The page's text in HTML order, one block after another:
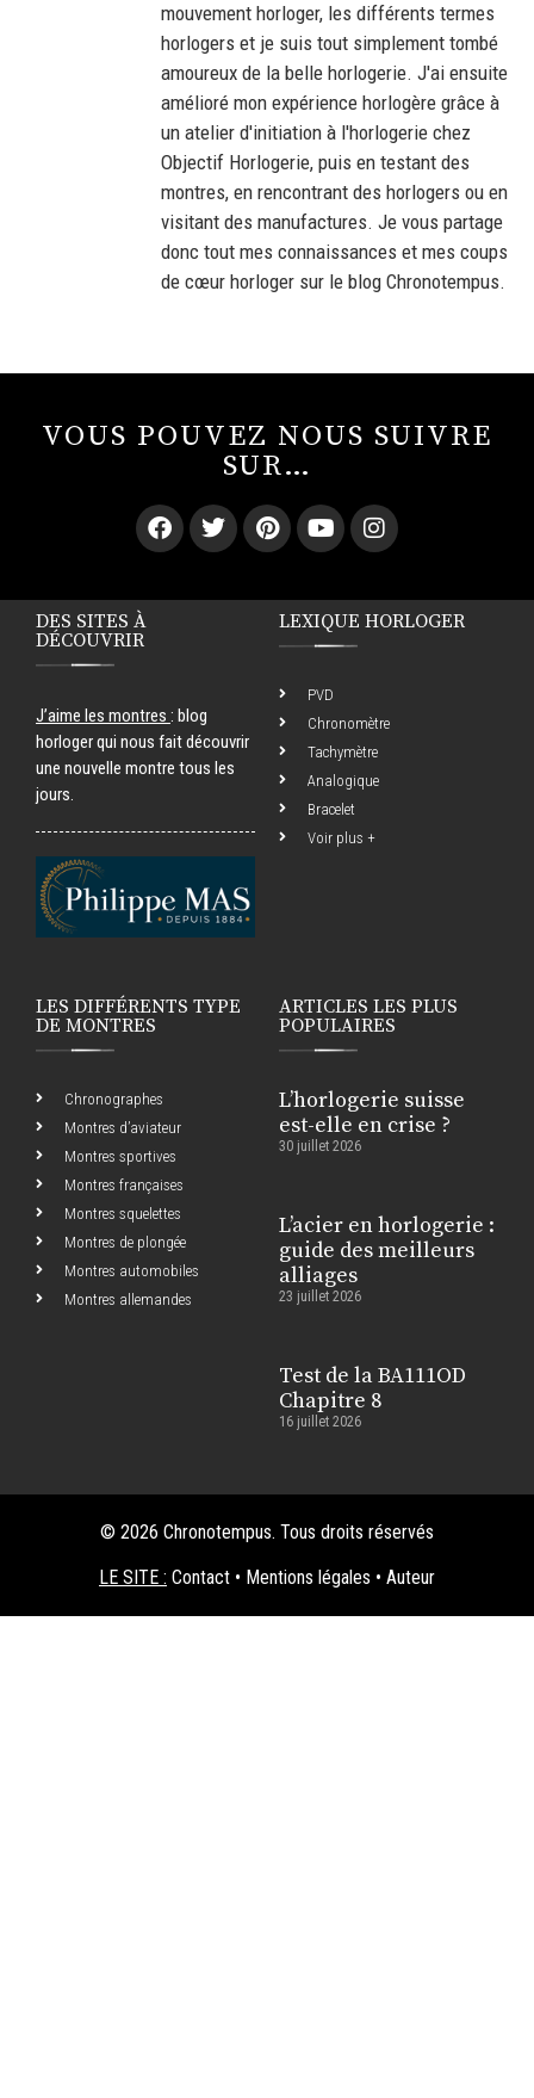
mouvement horloger, les différents termes
horlogers et je suis tout simplement tombé
amoureux de la belle horlogerie. J'ai ensuite
amélioré mon expérience horlogère grâce à
un atelier d'initiation à l'horlogerie chez
Objectif Horlogerie, puis en testant des
montres, en rencontrant des horlogers ou en
visitant des manufactures. Je vous partage
donc tout mes connaissances et mes coups
de cœur horloger sur le blog Chronotempus.
VOUS POUVEZ NOUS SUIVRE
SUR…
DES SITES À
DÉCOUVRIR
J’aime les montres : blog
horloger qui nous fait découvrir
une nouvelle montre tous les
jours.
LEXIQUE HORLOGER
PVD
Chronomètre
Tachymètre
Analogique
Bracelet
Voir plus +
LES DIFFÉRENTS TYPE
DE MONTRES
Chronographes
Montres d’aviateur
Montres sportives
Montres françaises
Montres squelettes
Montres de plongée
Montres automobiles
Montres allemandes
ARTICLES LES PLUS
POPULAIRES
L’horlogerie suisse
est-elle en crise ?
30 juillet 2026
L’acier en horlogerie :
guide des meilleurs
alliages
23 juillet 2026
Test de la BA111OD
Chapitre 8
16 juillet 2026
© 2026 Chronotempus. Tous droits réservés
LE SITE : Contact • Mentions légales • Auteur